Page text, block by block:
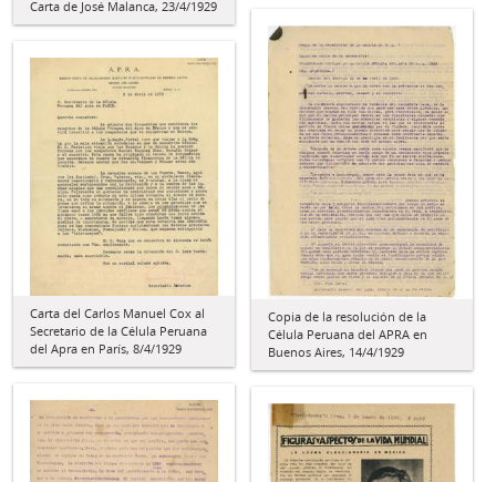
Carta de José Malanca, 23/4/1929
Copia de la resolución de la
Célula Peruana del APRA en
Buenos Aires, 14/4/1929
Carta del Carlos Manuel Cox al
Secretario de la Célula Peruana
del Apra en París, 8/4/1929